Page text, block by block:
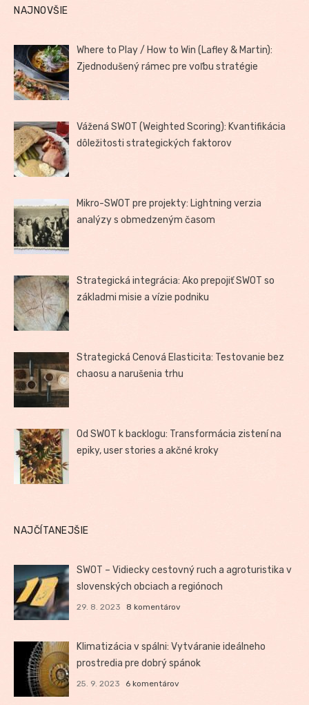
NAJNOVŠIE
Where to Play / How to Win (Lafley & Martin):
Zjednodušený rámec pre voľbu stratégie
Vážená SWOT (Weighted Scoring): Kvantifikácia
dôležitosti strategických faktorov
Mikro-SWOT pre projekty: Lightning verzia
analýzy s obmedzeným časom
Strategická integrácia: Ako prepojiť SWOT so
základmi misie a vízie podniku
Strategická Cenová Elasticita: Testovanie bez
chaosu a narušenia trhu
Od SWOT k backlogu: Transformácia zistení na
epiky, user stories a akčné kroky
NAJČÍTANEJŠIE
SWOT – Vidiecky cestovný ruch a agroturistika v
slovenských obciach a regiónoch
29. 8. 2023 8 komentárov
Klimatizácia v spálni: Vytváranie ideálneho
prostredia pre dobrý spánok
25. 9. 2023 6 komentárov